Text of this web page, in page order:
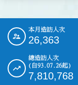
::: 本月造訪人次
26,363
總造訪人次
(自93.07.26起)
7,810,768